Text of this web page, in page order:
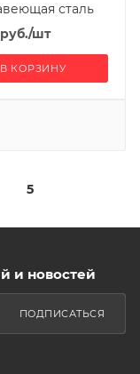
сталь
/шт
В КОРЗИНУ
5
и новостей
ПОДПИСАТЬСЯ